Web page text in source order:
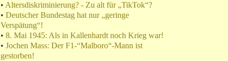
• Altersdiskriminierung? - Zu alt für „TikTok“?
• Deutscher Bundestag hat nur „geringe
Verspätung“!
• 8. Mai 1945: Als in Kallenhardt noch Krieg war!
• Jochen Mass: Der F1-“Malboro“-Mann ist
gestorben!